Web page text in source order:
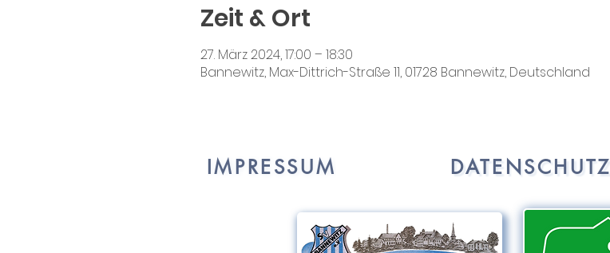
Zeit & Ort
27. März 2024, 17:00 – 18:30
Bannewitz, Max-Dittrich-Straße 11, 01728 Bannewitz, Deutschland
IMPRESSUM DATENSCHUTZ